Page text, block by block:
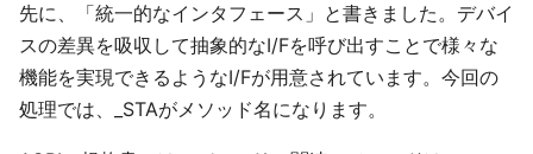
先に、「統一的なインタフェース」と書きました。デバイ
スの差異を吸収して抽象的なI/Fを呼び出すことで様々な
機能を実現できるようなI/Fが用意されています。今回の
処理では、_STAがメソッド名になります。